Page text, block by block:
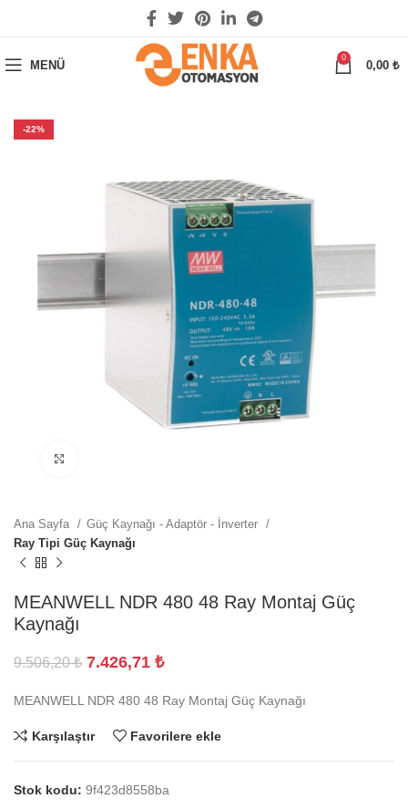
MENÜ
0
0,00 ₺
-22%
Ana Sayfa
Güç Kaynağı - Adaptör - İnverter
Ray Tipi Güç Kaynağı
MEANWELL NDR 480 48 Ray Montaj Güç
Kaynağı
9.506,20₺ 7.426,71 ₺
MEANWELL NDR 480 48 Ray Montaj Güç Kaynağı
Karşılaştır Favorilere ekle
Stok kodu: 9f423d8558ba